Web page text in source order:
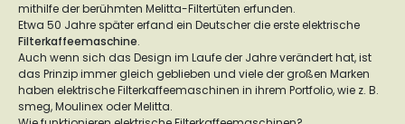
mithilfe der berühmten Melitta-Filtertüten erfunden.
Etwa 50 Jahre später erfand ein Deutscher die erste elektrische
Filterkaffeemaschine.
Auch wenn sich das Design im Laufe der Jahre verändert hat, ist
das Prinzip immer gleich geblieben und viele der großen Marken
haben elektrische Filterkaffeemaschinen in ihrem Portfolio, wie z. B.
smeg, Moulinex oder Melitta.